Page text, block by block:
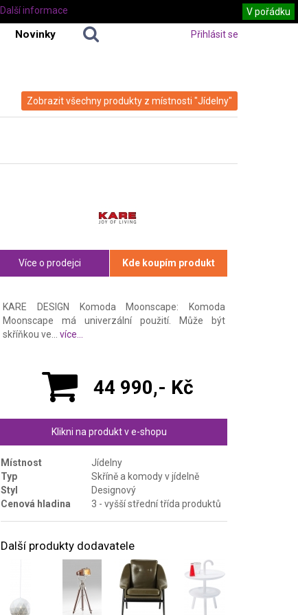
Novinky Přihlásit se
Zobrazit všechny produkty z místnosti "Jídelny"
Více o prodejci Kde koupím produkt
KARE DESIGN Komoda Moonscape: Komoda
Moonscape má univerzální použití. Může být
skříňkou ve... více...
44 990,- Kč
Klikni na produkt v e-shopu
Místnost
Jídelny
Typ
Skříně a komody v jídelně
Styl
Designový
Cenová hladina
3 - vyšší střední třída produktů
Další produkty dodavatele
V pořádku
Další informace